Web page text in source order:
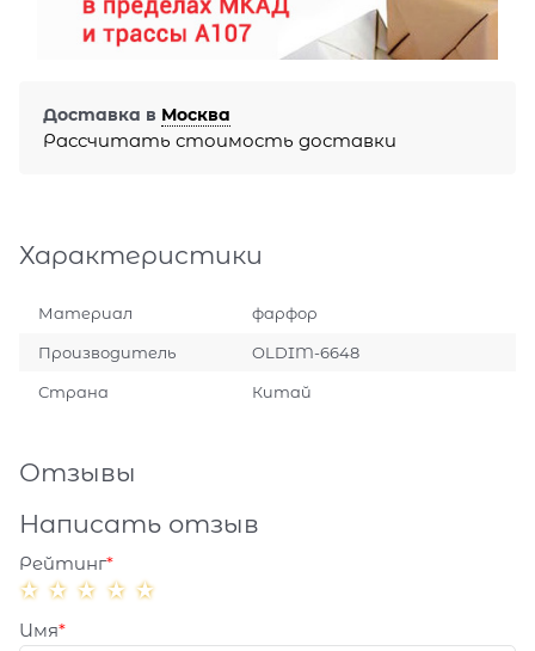
Доставка в Москва
Рассчитать стоимость доставки
Характеристики
Материал фарфор
Производитель OLDIM-6648
Страна Китай
Отзывы
Написать отзыв
Рейтинг
Имя